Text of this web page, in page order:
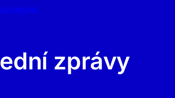
zprávy